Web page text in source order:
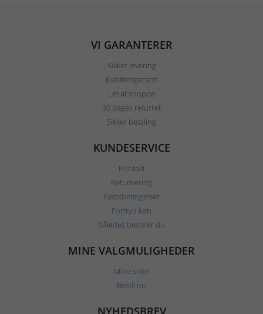
VI GARANTERER
Sikker levering
Kvalitetsgaranti
Let at shoppe
30 dages returret
Sikker betaling
KUNDESERVICE
Kontakt
Returnering
Købsbetingelser
Fortryd køb
Således bestiller du
MINE VALGMULIGHEDER
Mine sider
Bestil nu
NYHEDSBREV